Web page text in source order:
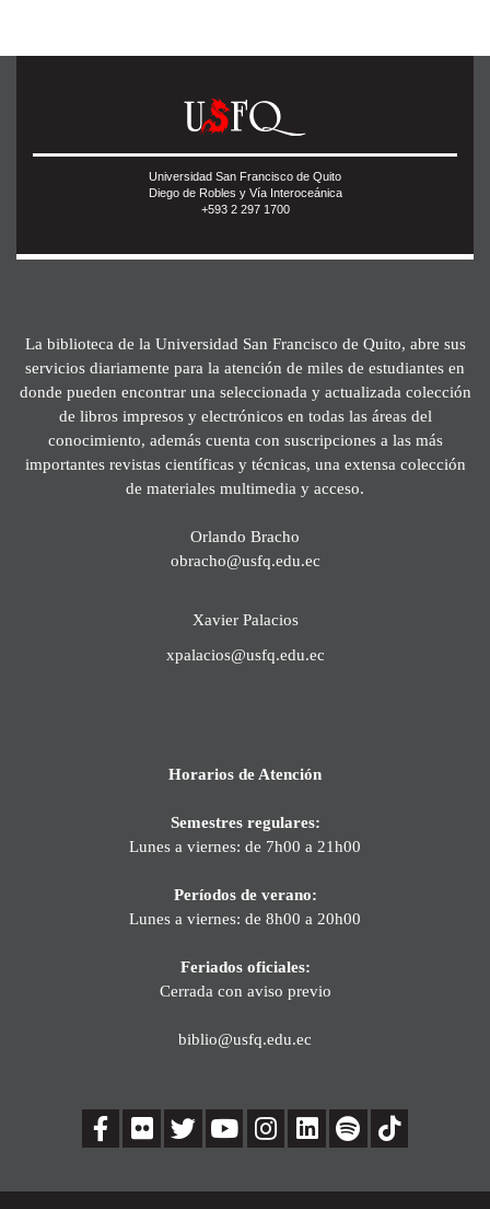
Universidad San Francisco de Quito
Diego de Robles y Vía Interoceánica
+593 2 297 1700
La biblioteca de la Universidad San Francisco de Quito, abre sus
servicios diariamente para la atención de miles de estudiantes en
donde pueden encontrar una seleccionada y actualizada colección
de libros impresos y electrónicos en todas las áreas del
conocimiento, además cuenta con suscripciones a las más
importantes revistas científicas y técnicas, una extensa colección
de materiales multimedia y acceso.
Orlando Bracho
obracho@usfq.edu.ec
Xavier Palacios
xpalacios@usfq.edu.ec
Horarios de Atención
Semestres regulares:
Lunes a viernes: de 7h00 a 21h00
Períodos de verano:
Lunes a viernes: de 8h00 a 20h00
Feriados oficiales:
Cerrada con aviso previo
biblio@usfq.edu.ec